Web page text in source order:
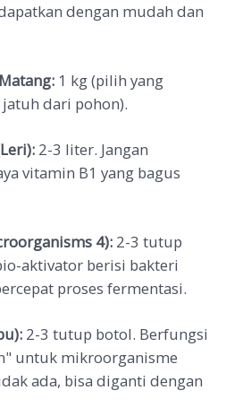
dengan mudah dan
1 kg (pilih yang
dari pohon).
2-3 liter. Jangan
vitamin B1 yang bagus
4): 2-3 tutup
aktivator berisi bakteri
proses fermentasi.
2-3 tutup botol. Berfungsi
untuk mikroorganisme
ada, bisa diganti dengan